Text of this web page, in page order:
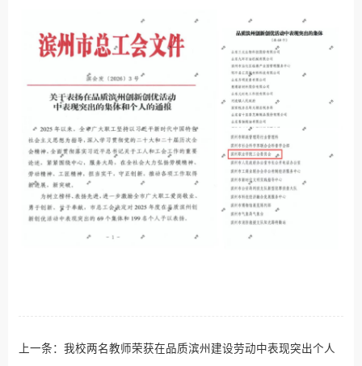
上一条： 我校两名教师荣获在品质滨州建设劳动中表现突出个人